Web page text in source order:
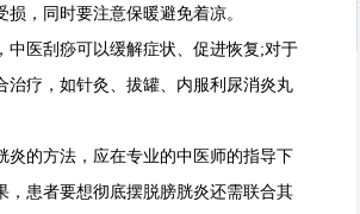
，同时要注意保暖避免着凉。
医刮痧可以缓解症状、促进恢复;对于
疗，如针灸、拔罐、内服利尿消炎丸
的方法，应在专业的中医师的指导下
患者要想彻底摆脱膀胱炎还需联合其